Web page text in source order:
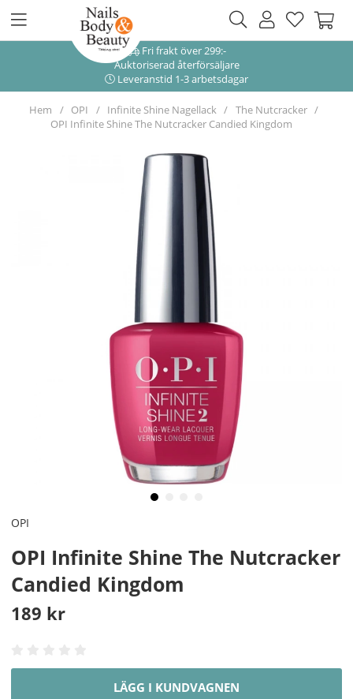
Fri frakt över 299:-
Auktoriserad återförsäljare
Leveranstid 1-3 arbetsdagar
Hem OPI Infinite Shine Nagellack
The Nutcracker
OPI Infinite Shine The Nutcracker Candied Kingdom
OPI
OPI Infinite Shine The Nutcracker
Candied Kingdom
189 kr
LÄGG I KUNDVAGNEN